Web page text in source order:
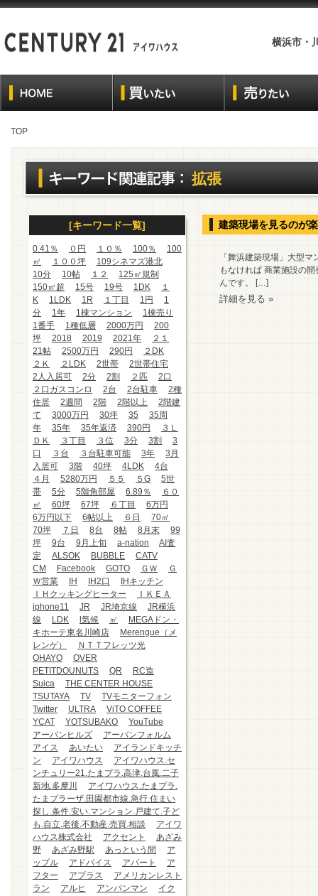
横浜市・
TOP
拡張
[キーワード一覧]
0.41％ ０円 １０％ 100％
100
㎡
１００坪
109シネマズ港北
10分
10帖 １２
125㎡規制
150㎡超
15号 19号 1DK
１
K
1LDK 1R １丁目 1円
1
分
1年 1棟マンション
1棟売り
1番手
1種低層 2000万円
200
坪
2018 2019 2021年
２１
21帖
2500万円 290円
２DK
２Ｋ
２LDK 2世帯
2世帯住宅
2人入居可
2分 2割 ２匹
2口
２口ガスコンロ
2台 2台駐車
2種
住居
2週間 2階 2階以上
2階建
て
3000万円 30坪 35
35周
年
35年 35年返済 390円
３Ｌ
ＤＫ
３丁目 ３位 3分 3割
3
口
３台 ３台駐車可能 3年
3月
入居可
3階 40坪 4LDK
4台
４月
5280万円 ５５ ５G
5世
帯
5分 5階角部屋 6.89％
６０
㎡
60坪 67坪 ６丁目
6万円
6万円以下
6帖以上 ６日
70㎡
70坪
７日 8台 8帖 8月末
99
坪
9台 9月上旬 a-nation
AI査
定
ALSOK BUBBLE
CATV
CM
Facebook GOTO ＧＷ
Ｇ
Ｗ営業
IH IH2口
IHキッチン
ＩＨクッキングヒーター
ＩＫＥＡ
iphone11
JR JR埼京線
JR横浜
線
LDK l気候 ㎡
MEGAドン・
キホーテ東名川崎店
Merengue（メ
レンゲ）
ＮＴＴフレッツ光
OHAYO
OVER
PETITDOUNUTS
QR
RC造
Suica
THE CENTER HOUSE
TSUTAYA
TV
TVモニターフォン
Twitter
ULTRA
ViTO COFFEE
YCAT
YOTSUBAKO
YouTube
アーバンヒルズ
アーバンフォルム
アイス
あいたい
アイランドキッチ
ン
アイワハウス
アイワハウス.セ
ンチュリー21.たまプラ.高津.台風.二子
新地.多摩川
アイワハウス.たまプラ.
たまプラーザ.田園都市線.急行.住まい
探し.条件.安い.マンション.戸建て.子ど
も.自立.老後.不動産.売買.相談
アイワ
ハウス株式会社
アクセント
あざみ
野
あざみ野駅 あっという間
ア
ップル
アドバイス アパート
ア
フター
アプラス
アメリカンレスト
ラン
アルヒ アンパンマン
イク
建築現場を見るのが
「舞浜建築現場」大型
もなければ 商業施設の
んです。 […]
詳細を見る »